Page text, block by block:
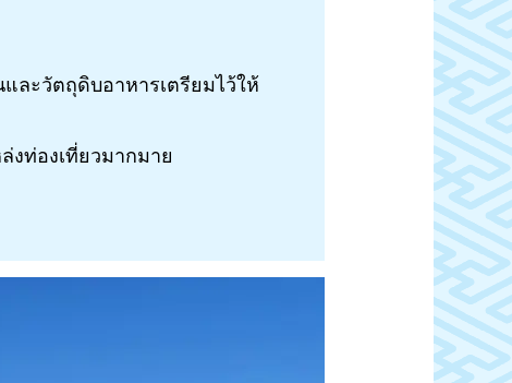
ละวัตถุดิบอาหารเตรียมไว้ให้
งท่องเที่ยวมากมาย